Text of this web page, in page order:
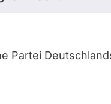
Partei